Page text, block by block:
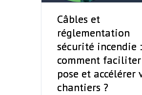
Câbles et
réglementation
sécurité incendie :
comment
pose et accélérer
chantiers ?